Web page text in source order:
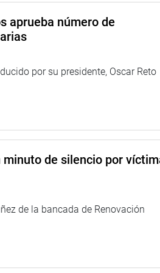
a la reunión de trabajo
San Juan de Lurigancho,
aprueba número de
por su presidente, Oscar Reto
minuto de silencio por
de la bancada de Renovación